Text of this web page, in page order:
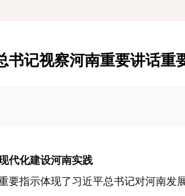
书记视察河南重要讲话
代化建设河南实践
指示体现了习近平总书记对河南发